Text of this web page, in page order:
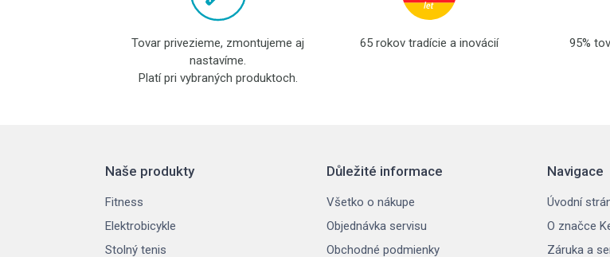
Tovar privezieme, zmontujeme aj
nastavíme.
Platí pri vybraných produktoch.
65 rokov tradície a inovácií 95%
Naše produkty
Fitness
Elektrobicykle
Stolný tenis
Důležité informace
Všetko o nákupe
Objednávka servisu
Obchodné podmienky
Navigace
Úvodní
O značce
Záruka a